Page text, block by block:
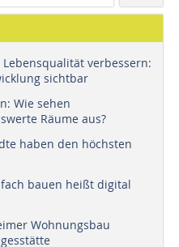
verbessern:
sichtbar
Wie sehen
Räume aus?
haben den höchsten
bauen heißt digital
Wohnungsbau